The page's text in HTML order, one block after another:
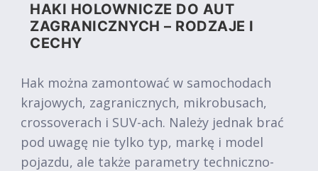
HAKI HOLOWNICZE DO AUT
ZAGRANICZNYCH – RODZAJE I
CECHY
Hak można zamontować w samochodach
krajowych, zagranicznych, mikrobusach,
crossoverach i SUV-ach. Należy jednak brać
pod uwagę nie tylko typ, markę i model
pojazdu, ale także parametry techniczno-